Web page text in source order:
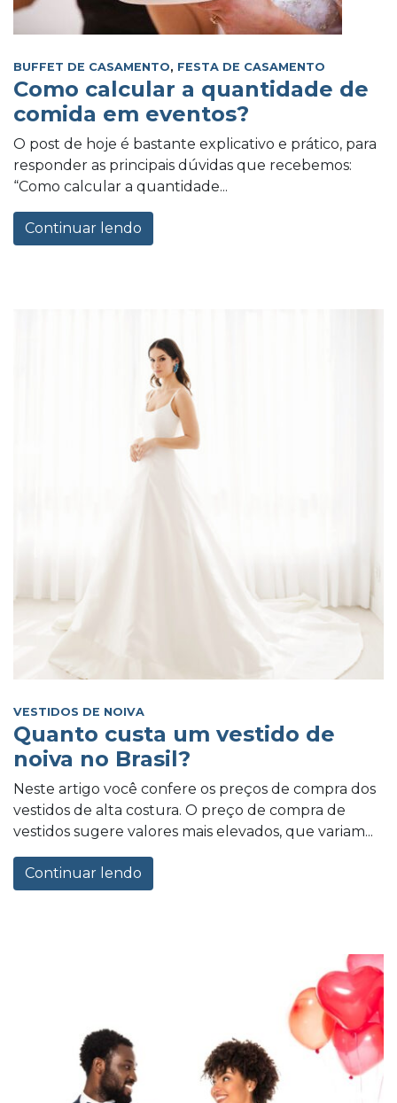
BUFFET DE CASAMENTO, FESTA DE CASAMENTO
Como calcular a quantidade de
comida em eventos?
O post de hoje é bastante explicativo e prático, para
responder as principais dúvidas que recebemos:
“Como calcular a quantidade...
Continuar lendo
VESTIDOS DE NOIVA
Quanto custa um vestido de
noiva no Brasil?
Neste artigo você confere os preços de compra dos
vestidos de alta costura. O preço de compra de
vestidos sugere valores mais elevados, que variam...
Continuar lendo